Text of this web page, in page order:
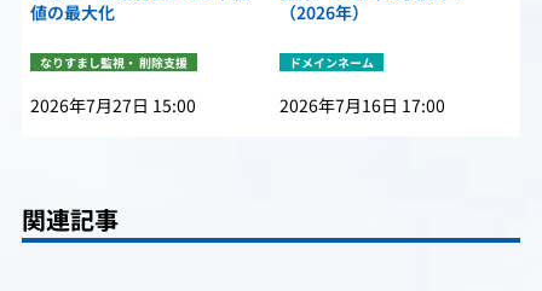
値の最大化
なりすまし監視・ 削除支援
2026年7月27日 15:00
（2026年）
ドメインネーム
2026年7月16日 17:00
関連記事